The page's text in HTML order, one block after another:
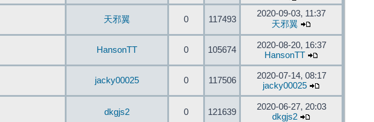
天邪翼 0 117493
2020-09-03, 11:37
天邪翼
HansonTT 0 105674
2020-08-20, 16:37
HansonTT
jacky00025 0 117506
2020-07-14, 08:17
jacky00025
dkgjs2 0 121639
2020-06-27, 20:03
dkgjs2